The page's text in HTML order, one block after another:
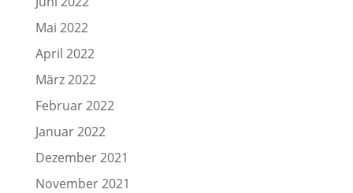
Mai 2022
April 2022
März 2022
Februar 2022
Januar 2022
Dezember 2021
November 2021